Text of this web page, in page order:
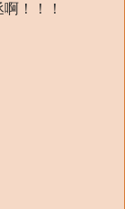
！！！